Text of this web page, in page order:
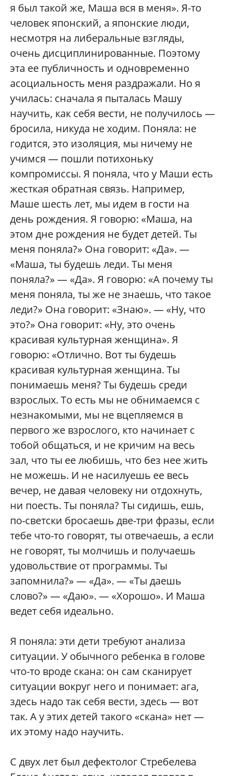
я был такой же, Маша вся в меня». Я-то
человек японский, а японские люди,
несмотря на либеральные взгляды,
очень дисциплинированные. Поэтому
эта ее публичность и одновременно
асоциальность меня раздражали. Но я
училась: сначала я пыталась Машу
научить, как себя вести, не получилось —
бросила, никуда не ходим. Поняла: не
годится, это изоляция, мы ничему не
учимся — пошли потихоньку
компромиссы. Я поняла, что у Маши есть
жесткая обратная связь. Например,
Маше шесть лет, мы идем в гости на
день рождения. Я говорю: «Маша, на
этом дне рождения не будет детей. Ты
меня поняла?» Она говорит: «Да». —
«Маша, ты будешь леди. Ты меня
поняла?» — «Да». Я говорю: «А почему ты
меня поняла, ты же не знаешь, что такое
леди?» Она говорит: «Знаю». — «Ну, что
это?» Она говорит: «Ну, это очень
красивая культурная женщина». Я
говорю: «Отлично. Вот ты будешь
красивая культурная женщина. Ты
понимаешь меня? Ты будешь среди
взрослых. То есть мы не обнимаемся с
незнакомыми, мы не вцепляемся в
первого же взрослого, кто начинает с
тобой общаться, и не кричим на весь
зал, что ты ее любишь, что без нее жить
не можешь. И не насилуешь ее весь
вечер, не давая человеку ни отдохнуть,
ни поесть. Ты поняла? Ты сидишь, ешь,
по-светски бросаешь две-три фразы, если
тебе что-то говорят, ты отвечаешь, а если
не говорят, ты молчишь и получаешь
удовольствие от программы. Ты
запомнила?» — «Да». — «Ты даешь
слово?» — «Даю». — «Хорошо». И Маша
ведет себя идеально.
Я поняла: эти дети требуют анализа
ситуации. У обычного ребенка в голове
что-то вроде скана: он сам сканирует
ситуации вокруг него и понимает: ага,
здесь надо так себя вести, здесь — вот
так. А у этих детей такого «скана» нет —
их этому надо научить.
С двух лет был дефектолог Стребелева